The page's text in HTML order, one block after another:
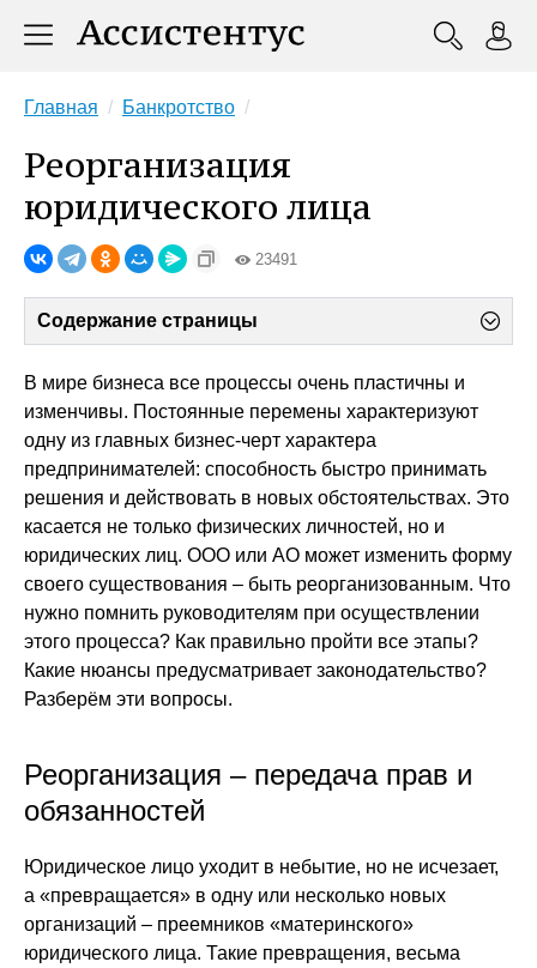
Главная Банкротство
Реорганизация
юридического лица
23491
Содержание страницы
В мире бизнеса все процессы очень пластичны и
изменчивы. Постоянные перемены характеризуют
одну из главных бизнес-черт характера
предпринимателей: способность быстро принимать
решения и действовать в новых обстоятельствах. Это
касается не только физических личностей, но и
юридических лиц. ООО или АО может изменить форму
своего существования – быть реорганизованным. Что
нужно помнить руководителям при осуществлении
этого процесса? Как правильно пройти все этапы?
Какие нюансы предусматривает законодательство?
Разберём эти вопросы.
Реорганизация – передача прав и
обязанностей
Юридическое лицо уходит в небытие, но не исчезает,
а «превращается» в одну или несколько новых
организаций – преемников «материнского»
юридического лица. Такие превращения, весьма